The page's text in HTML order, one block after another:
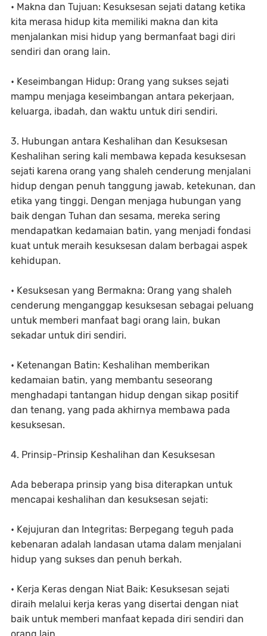
• Makna dan Tujuan: Kesuksesan sejati datang ketika
kita merasa hidup kita memiliki makna dan kita
menjalankan misi hidup yang bermanfaat bagi diri
sendiri dan orang lain.
• Keseimbangan Hidup: Orang yang sukses sejati
mampu menjaga keseimbangan antara pekerjaan,
keluarga, ibadah, dan waktu untuk diri sendiri.
3. Hubungan antara Keshalihan dan Kesuksesan
Keshalihan sering kali membawa kepada kesuksesan
sejati karena orang yang shaleh cenderung menjalani
hidup dengan penuh tanggung jawab, ketekunan, dan
etika yang tinggi. Dengan menjaga hubungan yang
baik dengan Tuhan dan sesama, mereka sering
mendapatkan kedamaian batin, yang menjadi fondasi
kuat untuk meraih kesuksesan dalam berbagai aspek
kehidupan.
• Kesuksesan yang Bermakna: Orang yang shaleh
cenderung menganggap kesuksesan sebagai peluang
untuk memberi manfaat bagi orang lain, bukan
sekadar untuk diri sendiri.
• Ketenangan Batin: Keshalihan memberikan
kedamaian batin, yang membantu seseorang
menghadapi tantangan hidup dengan sikap positif
dan tenang, yang pada akhirnya membawa pada
kesuksesan.
4. Prinsip-Prinsip Keshalihan dan Kesuksesan
Ada beberapa prinsip yang bisa diterapkan untuk
mencapai keshalihan dan kesuksesan sejati:
• Kejujuran dan Integritas: Berpegang teguh pada
kebenaran adalah landasan utama dalam menjalani
hidup yang sukses dan penuh berkah.
• Kerja Keras dengan Niat Baik: Kesuksesan sejati
diraih melalui kerja keras yang disertai dengan niat
baik untuk memberi manfaat kepada diri sendiri dan
orang lain.